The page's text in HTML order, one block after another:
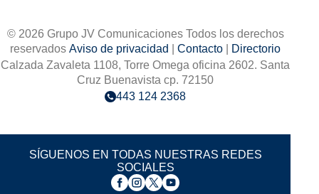
© 2026 Grupo JV Comunicaciones Todos los derechos
reservados Aviso de privacidad Contacto
Directorio
Calzada Zavaleta 1108, Torre Omega oficina 2602. Santa
Cruz Buenavista cp. 72150
443 124 2368
SÍGUENOS EN TODAS NUESTRAS REDES
SOCIALES